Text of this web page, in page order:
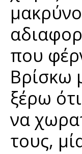
που
Βρίσκω
ξέρω
να
τους,